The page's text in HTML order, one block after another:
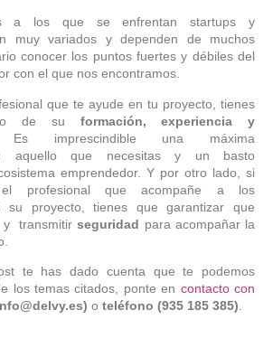
a los que se enfrentan startups y
muy variados y dependen de muchos
conocer los puntos fuertes y débiles del
con el que nos encontramos.
que te ayude en tu proyecto, tienes
de su formación, experiencia y
imprescindible una máxima
aquello que necesitas y un basto
emprendedor. Y por otro lado, si
profesional que acompañe a los
su proyecto, tienes que garantizar que
transmitirseguridad para acompañar la
te has dado cuenta que te podemos
los temas citados, ponte en contacto con
o teléfono (935 185 385)